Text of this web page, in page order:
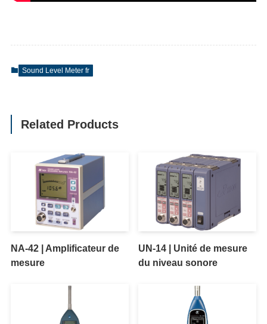
Sound Level Meter fr
Related Products
NA-42 | Amplificateur de
mesure
UN-14 | Unité de mesure
du niveau sonore